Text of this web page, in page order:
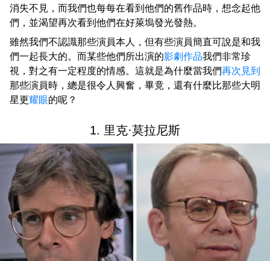
消失不見，而我們也每每在看到他們的舊作品時，想念起他
們，並渴望再次看到他們在好萊塢發光發熱。
雖然我們不認識那些演員本人，但有些演員簡直可說是和我
們一起長大的。而某些他們所出演的影劇作品我們非常珍
視，對之有一定程度的情感。這就是為什麼當我們再次見到
那些演員時，總是很令人興奮，畢竟，還有什麼比那些大明
星更耀眼的呢？
1. 里克·莫拉尼斯